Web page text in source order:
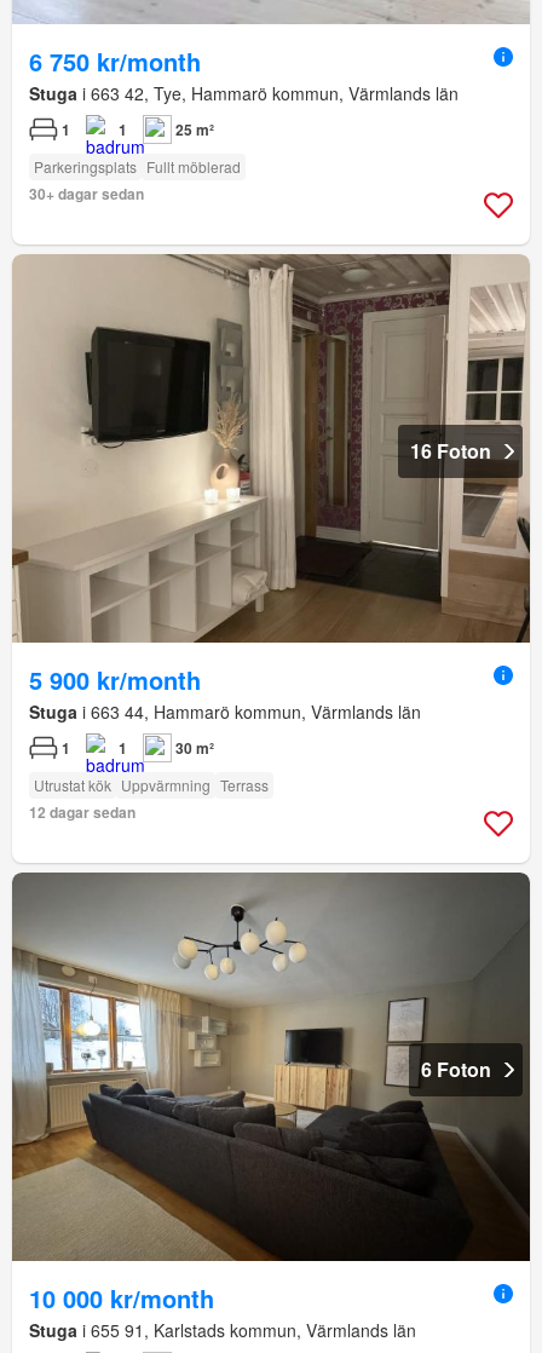
6 750 kr/month
Stuga i 663 42, Tye, Hammarö kommun, Värmlands län
1 1 25 m²
Parkeringsplats Fullt möblerad
30+ dagar sedan
16 Foton
5 900 kr/month
Stuga i 663 44, Hammarö kommun, Värmlands län
1 1 30 m²
Utrustat kök Uppvärmning Terrass
12 dagar sedan
6 Foton
10 000 kr/month
Stuga i 655 91, Karlstads kommun, Värmlands län